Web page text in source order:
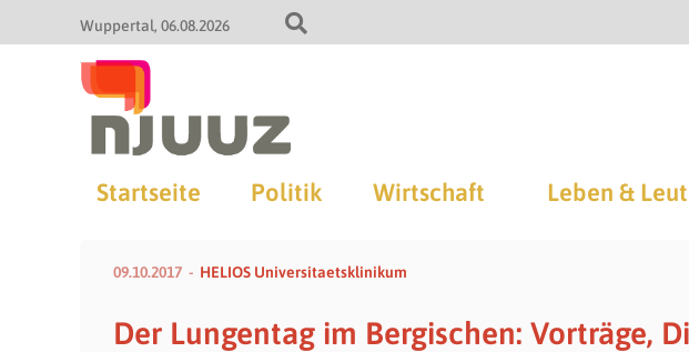
Wuppertal 06.08.2026
Startseite Politik Wirtschaft Leben &
09.10.2017 HELIOS Universitaetsklinikum
Der Lungentag im Bergischen: Vorträge,